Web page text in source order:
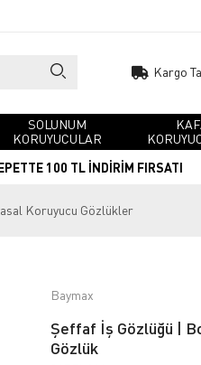
SOLUNUM
KORUYUCULAR
100 TL İNDİRİM FIRSATI
Koruyucu Gözlükler
Baymax
Şeffaf İş Gözlüğü |
Gözlük